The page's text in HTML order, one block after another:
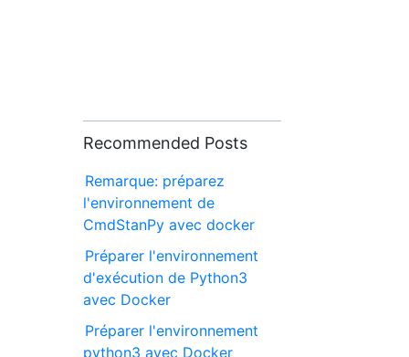
Recommended Posts
Remarque: préparez
l'environnement de
CmdStanPy avec docker
Préparer l'environnement
d'exécution de Python3
avec Docker
Préparer l'environnement
python3 avec Docker